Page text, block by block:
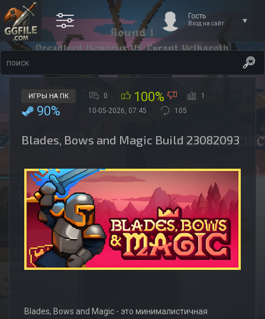
Гость
Вход на сайт
ИГРЫ НА ПК 0 100% 1
90% 10-05-2026, 07:45 105
Blades, Bows and Magic Build 23082093
Blades, Bows and Magic - это минималистичная